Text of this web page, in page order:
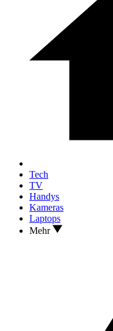
Tech
TV
Handys
Kameras
Laptops
Mehr